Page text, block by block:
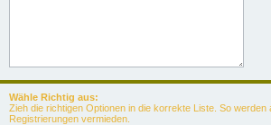
Wähle Richtig aus:
Zieh die richtigen Optionen in die korrekte Liste. So werden
Registrierungen vermieden.